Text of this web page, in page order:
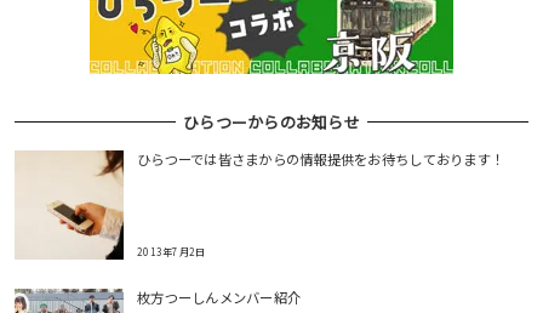
ひらつーからのお知らせ
ひらつーでは皆さまからの情報提供をお待ちしております！
2013年7月2日
枚方つーしんメンバー紹介